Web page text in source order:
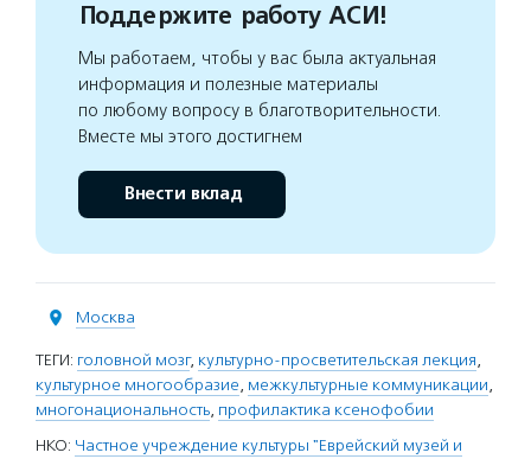
Поддержите работу АСИ!
Мы работаем, чтобы у вас была актуальная
информация и полезные материалы
по любому вопросу в благотворительности.
Вместе мы этого достигнем
Внести вклад
Москва
ТЕГИ: головной мозг, культурно-просветительская лекция,
культурное многообразие, межкультурные коммуникации,
многонациональность, профилактика ксенофобии
НКО: Частное учреждение культуры "Еврейский музей и